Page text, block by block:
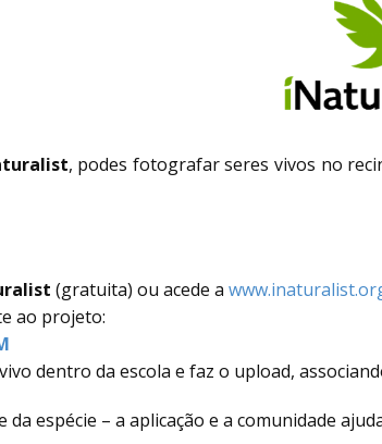
, podes fotografar seres vivos no
(gratuita) ou acede a
ao projeto:
dentro da escola e faz o upload,
espécie – a aplicação e a comunidade